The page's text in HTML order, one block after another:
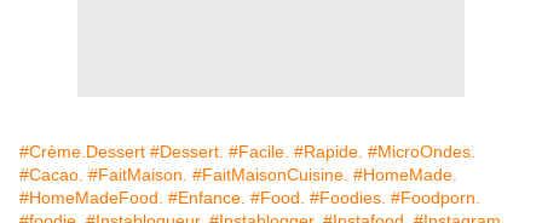
#Crème.Dessert #Dessert. #Facile. #Rapide. #MicroOndes.
#Cacao. #FaitMaison. #FaitMaisonCuisine. #HomeMade.
#HomeMadeFood. #Enfance. #Food. #Foodies. #Foodporn.